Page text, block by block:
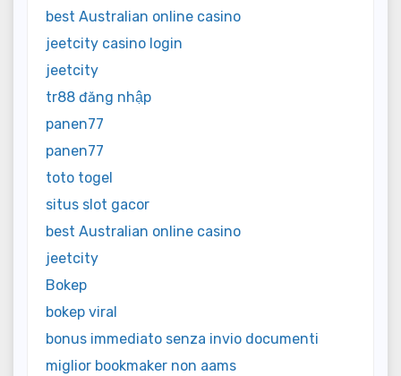
best Australian online casino
jeetcity casino login
jeetcity
tr88 đăng nhập
panen77
panen77
toto togel
situs slot gacor
best Australian online casino
jeetcity
Bokep
bokep viral
bonus immediato senza invio documenti
miglior bookmaker non aams